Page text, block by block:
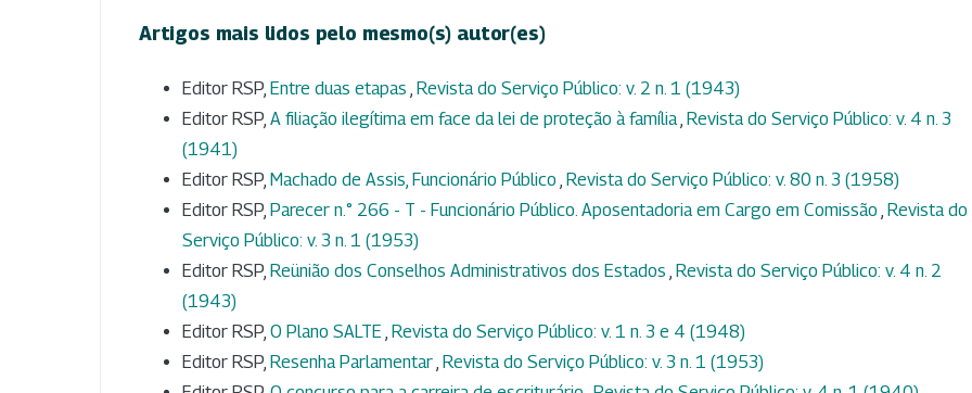
Artigos mais lidos pelo mesmo(s) autor(es)
Editor RSP, Entre duas etapas , Revista do Serviço Público: v. 2 n. 1 (1943)
Editor RSP, A filiação ilegítima em face da lei de proteção à família, Revista do Serviço Público: v. 4 n. 3
(1941)
Editor RSP, Machado de Assis, Funcionário Público , Revista do Serviço Público: v. 80 n. 3 (1958)
Editor RSP, Parecer n.° 266 - T - Funcionário Público. Aposentadoria em Cargo em Comissão , Revista do
Serviço Público: v. 3 n. 1 (1953)
Editor RSP, Reünião dos Conselhos Administrativos dos Estados , Revista do Serviço Público: v. 4 n. 2
(1943)
Editor RSP, O Plano SALTE , Revista do Serviço Público: v. 1 n. 3 e 4 (1948)
Editor RSP, Resenha Parlamentar, Revista do Serviço Público: v. 3 n. 1 (1953)